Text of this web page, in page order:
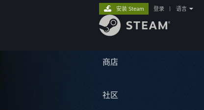
商店
社区
安装 Steam 登录 语言